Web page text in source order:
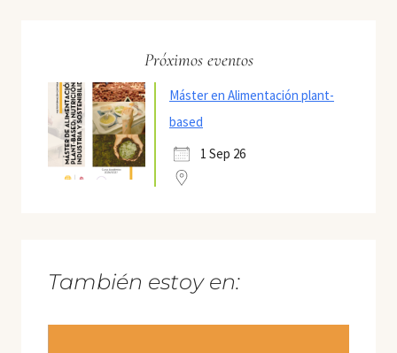
Próximos eventos
Máster en Alimentación plant-
based
1 Sep 26
También estoy en: